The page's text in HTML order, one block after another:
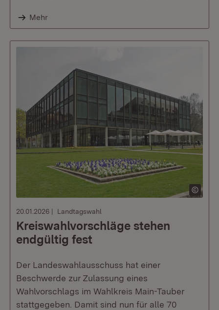
Mehr
20.01.2026 Landtagswahl
Kreiswahlvorschläge stehen
endgültig fest
Der Landeswahlausschuss hat einer
Beschwerde zur Zulassung eines
Wahlvorschlags im Wahlkreis Main-Tauber
stattgegeben. Damit sind nun für alle 70